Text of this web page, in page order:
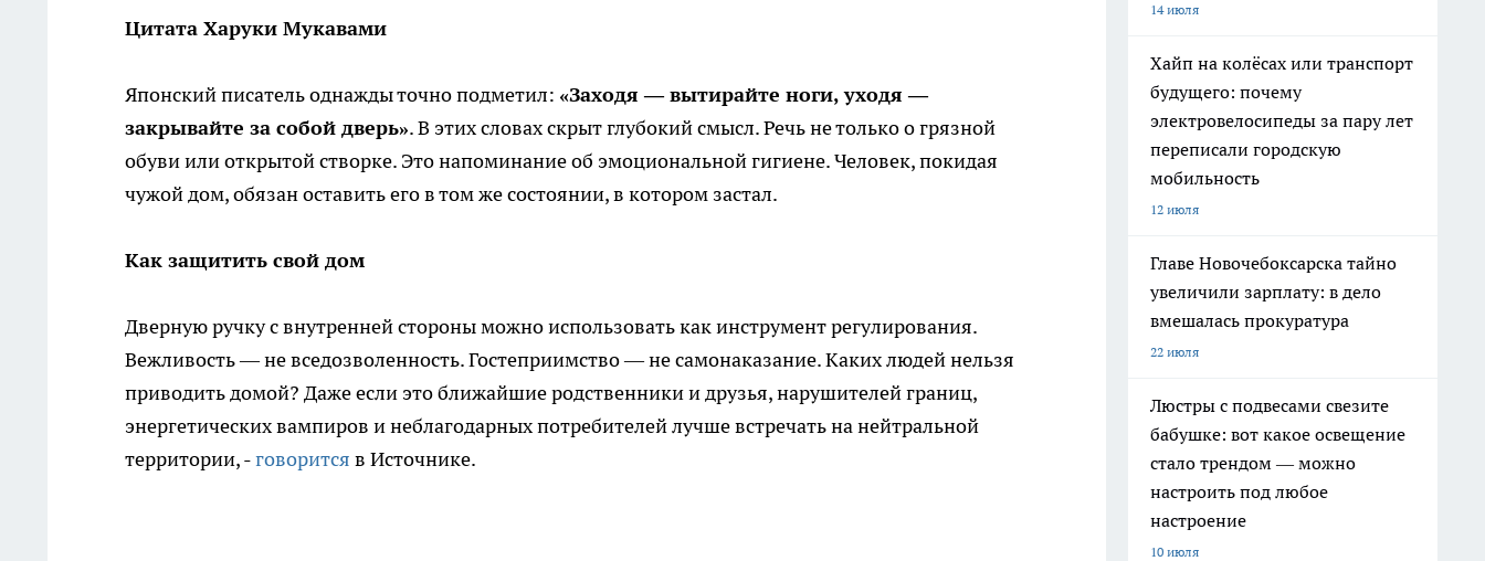
Цитата Харуки Мукавами
Японский писатель однажды точно подметил: «Заходя — вытирайте ноги, уходя —
закрывайте за собой дверь». В этих словах скрыт глубокий смысл. Речь не только о грязной
обуви или открытой створке. Это напоминание об эмоциональной гигиене. Человек, покидая
чужой дом, обязан оставить его в том же состоянии, в котором застал.
Как защитить свой дом
Дверную ручку с внутренней стороны можно использовать как инструмент регулирования.
Вежливость — не вседозволенность. Гостеприимство — не самонаказание. Каких людей нельзя
приводить домой? Даже если это ближайшие родственники и друзья, нарушителей границ,
энергетических вампиров и неблагодарных потребителей лучше встречать на нейтральной
территории, -говорится в Источнике.
14 июля
Хайп на колёсах или транспорт
будущего: почему
электровелосипеды за пару лет
переписали городскую
мобильность
12 июля
Главе Новочебоксарска тайно
увеличили зарплату: в дело
вмешалась прокуратура
22 июля
Люстры с подвесами свезите
бабушке: вот какое освещение
стало трендом — можно
настроить под любое
настроение
10 июля